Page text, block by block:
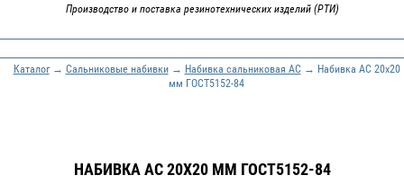
Производство и поставка резинотехнических изделий (РТИ)
Каталог→ Сальниковые набивки→ Набивка сальниковая АС→ Набивка АС 20х20
мм ГОСТ5152-84
НАБИВКА АС 20Х20 ММ ГОСТ5152-84